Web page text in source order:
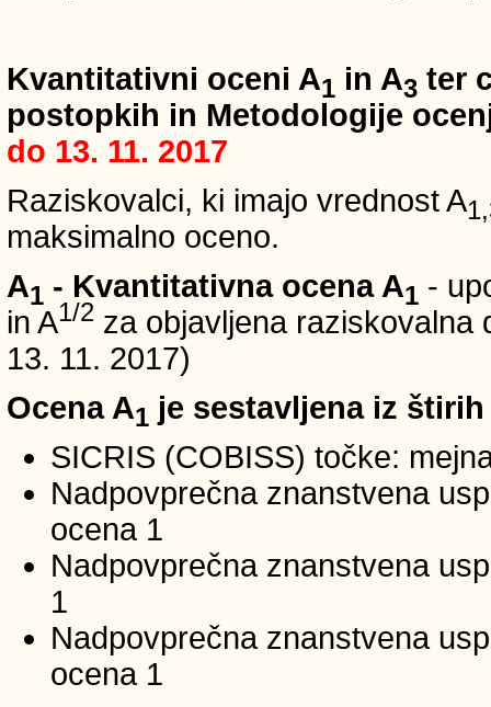
Kvantitativni oceni A1 in A3 ter
postopkih in Metodologije
do 13. 11. 2017
Raziskovalci, ki imajo vrednost A
maksimalno oceno.
A1 - Kvantitativna ocena A1 -
in A1/2 za objavljena raziskovalna
13. 11. 2017)
Ocena A1 je sestavljena iz
SICRIS (COBISS) točke:
Nadpovprečna znanstvena
ocena 1
Nadpovprečna znanstvena
1
Nadpovprečna znanstvena
ocena 1